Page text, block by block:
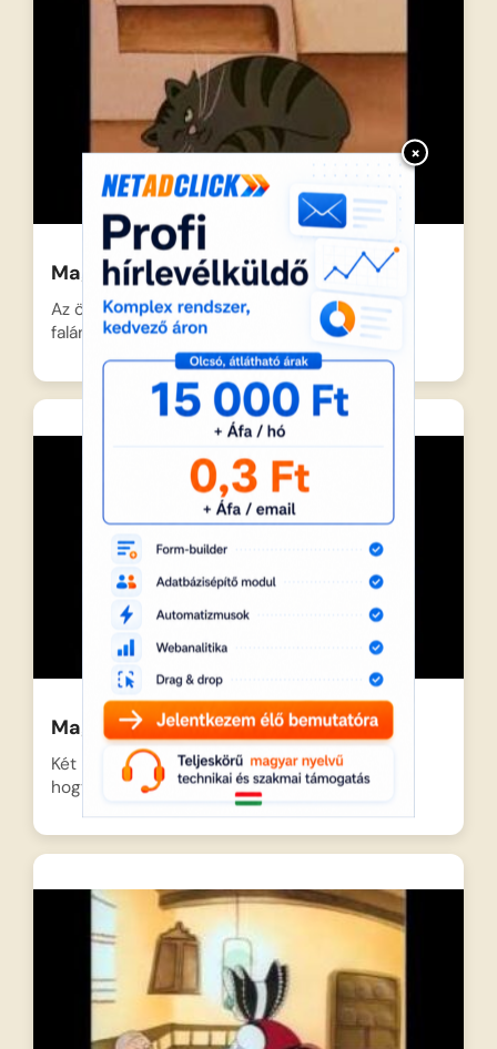
×
Magyar népmesék: Kacor király
Az öregasszony megelégeli lusta macskája
falánkságát, és seprűvel kergeti világgá…
Magyar népmesék: A két koma
Két koma útnak indul aratni, és megegyeznek,
hogy közösen élik…